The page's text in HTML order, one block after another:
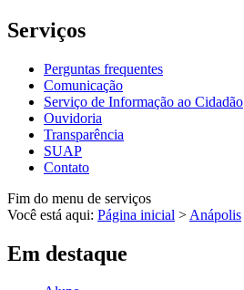
Serviços
Perguntas frequentes
Comunicação
Serviço de Informação ao Cidadão
Ouvidoria
Transparência
SUAP
Contato
Fim do menu de serviços
Você está aqui: Página inicial > Anápolis
Em destaque